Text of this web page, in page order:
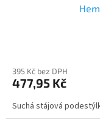
395 Kč bez DPH
477,95 Kč
Suchá stájová